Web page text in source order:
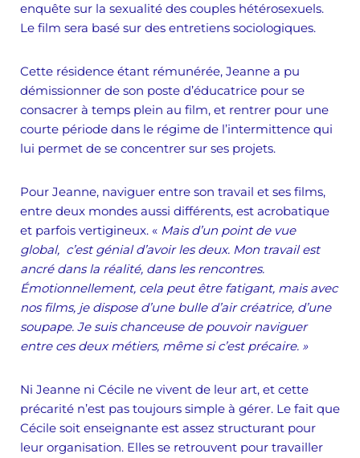
enquête sur la sexualité des couples hétérosexuels.
Le film sera basé sur des entretiens sociologiques.
Cette résidence étant rémunérée, Jeanne a pu
démissionner de son poste d’éducatrice pour se
consacrer à temps plein au film, et rentrer pour une
courte période dans le régime de l’intermittence qui
lui permet de se concentrer sur ses projets.
Pour Jeanne, naviguer entre son travail et ses films,
entre deux mondes aussi différents, est acrobatique
et parfois vertigineux. « Mais d’un point de vue
global, c’est génial d’avoir les deux. Mon travail est
ancré dans la réalité, dans les rencontres.
Émotionnellement, cela peut être fatigant, mais avec
nos films, je dispose d’une bulle d’air créatrice, d’une
soupape. Je suis chanceuse de pouvoir naviguer
entre ces deux métiers, même si c’est précaire. »
Ni Jeanne ni Cécile ne vivent de leur art, et cette
précarité n’est pas toujours simple à gérer. Le fait que
Cécile soit enseignante est assez structurant pour
leur organisation. Elles se retrouvent pour travailler